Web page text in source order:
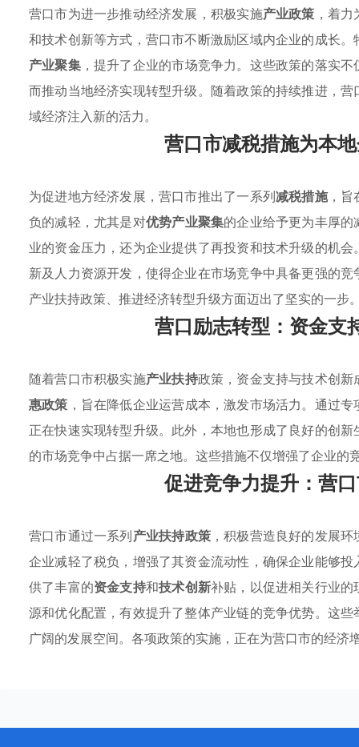
营口市为进一步推动经济发展，积极实施产业政策 ，着
和技术创新等方式，营口市不断激励区域内企业的成长
产业聚集，提升了企业的市场竞争力。这些政策的落实
而推动当地经济实现转型升级。随着政策的持续推进，
域经济注入新的活力。
营口市减税措施为本
为促进地方经济发展，营口市推出了一系列减税措施，旨
负的减轻，尤其是对优势产业聚集的企业给予更为丰厚
业的资金压力，还为企业提供了再投资和技术升级的机
新及人力资源开发，使得企业在市场竞争中具备更强的
产业扶持政策、推进经济转型升级方面迈出了坚实的一步
营口励志转型：资金支
随着营口市积极实施产业扶持政策，资金支持与技术创
惠政策 ，旨在降低企业运营成本，激发市场活力。通过
正在快速实现转型升级。此外，本地也形成了良好的创
的市场竞争中占据一席之地。这些措施不仅增强了企业
促进竞争力提升：营
营口市通过一系列产业扶持政策，积极营造良好的发展
企业减轻了税负，增强了其资金流动性，确保企业能够
供了丰富的资金支持和技术创新补贴，以促进相关行业
源和优化配置，有效提升了整体产业链的竞争优势。这
广阔的发展空间。各项政策的实施，正在为营口市的经济